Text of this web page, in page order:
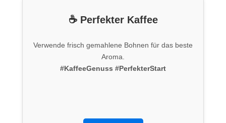
☕ Perfekter Kaffee
Verwende frisch gemahlene Bohnen für das beste
Aroma.
#KaffeeGenuss #PerfekterStart